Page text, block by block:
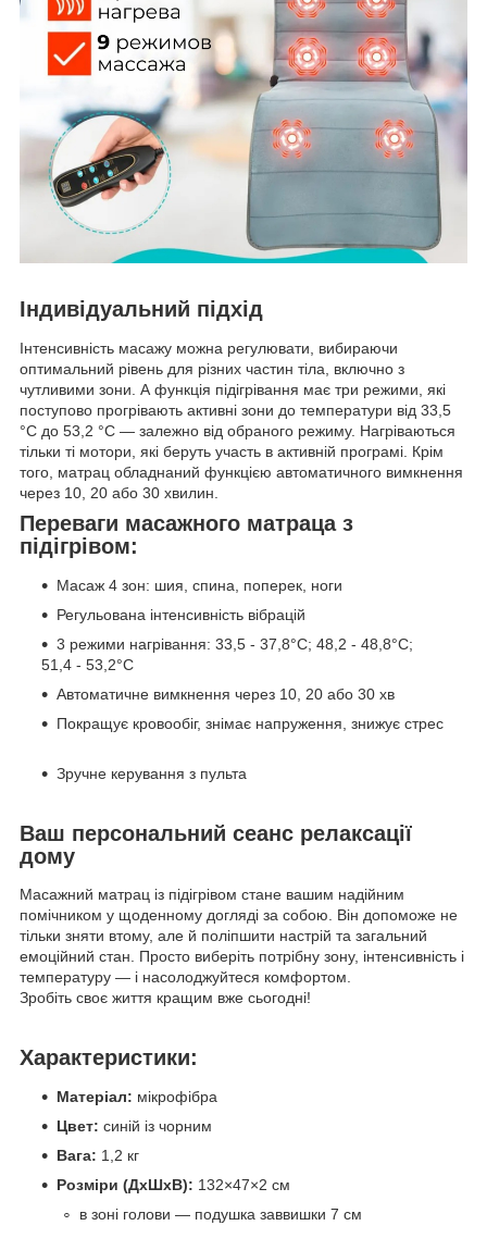
Індивідуальний підхід
Інтенсивність масажу можна регулювати, вибираючи
оптимальний рівень для різних частин тіла, включно з
чутливими зони. А функція підігрівання має три режими, які
поступово прогрівають активні зони до температури від 33,5
°C до 53,2 °C — залежно від обраного режиму. Нагріваються
тільки ті мотори, які беруть участь в активній програмі. Крім
того, матрац обладнаний функцією автоматичного вимкнення
через 10, 20 або 30 хвилин.
Переваги масажного матраца з
підігрівом:
Масаж 4 зон: шия, спина, поперек, ноги
Регульована інтенсивність вібрацій
3 режими нагрівання: 33,5 - 37,8°C; 48,2 - 48,8°C;
51,4 - 53,2°C
Автоматичне вимкнення через 10, 20 або 30 хв
Покращує кровообіг, знімає напруження, знижує стрес
Зручне керування з пульта
Ваш персональний сеанс релаксації
дому
Масажний матрац із підігрівом стане вашим надійним
помічником у щоденному догляді за собою. Він допоможе не
тільки зняти втому, але й поліпшити настрій та загальний
емоційний стан. Просто виберіть потрібну зону, інтенсивність і
температуру — і насолоджуйтеся комфортом.
Зробіть своє життя кращим вже сьогодні!
Характеристики:
Матеріал: мікрофібра
Цвет: синій із чорним
Вага: 1,2 кг
Розміри (ДхШхВ): 132×47×2 см
в зоні голови — подушка заввишки 7 см